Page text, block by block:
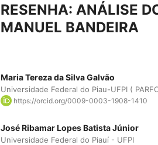
RESENHA: ANÁLISE
MANUEL BANDEIRA
Maria Tereza da Silva Galvão
Universidade Federal do Piau-UFPI (
https://orcid.org/0009-0003-1908-1410
José Ribamar Lopes Batista Júnior
Universidade Federal do Piauí - UFPI